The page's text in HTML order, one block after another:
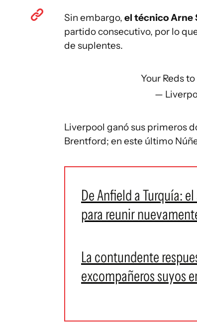
Sin embargo, el técnico Arne
partido consecutivo, por lo
de suplentes.
Your Reds
—
Liverpool ganó sus primeros
Brentford; en este último
De Anfield a Turquía:
para reunir
La contundente
excompañeros suyos